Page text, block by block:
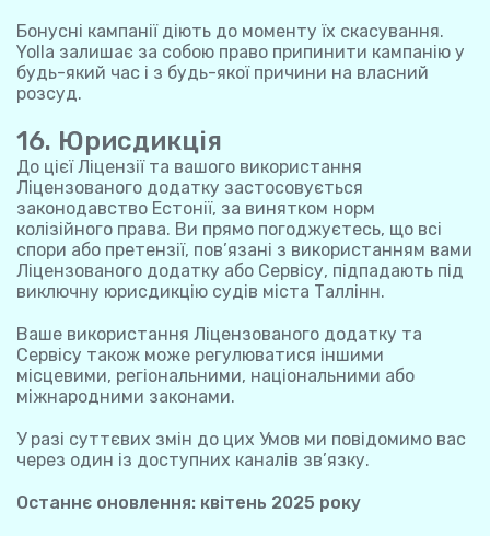
Бонусні кампанії діють до моменту їх скасування.
Yolla залишає за собою право припинити кампанію у
будь-який час і з будь-якої причини на власний
розсуд.
16. Юрисдикція
До цієї Ліцензії та вашого використання
Ліцензованого додатку застосовується
законодавство Естонії, за винятком норм
колізійного права. Ви прямо погоджуєтесь, що всі
спори або претензії, пов’язані з використанням вами
Ліцензованого додатку або Сервісу, підпадають під
виключну юрисдикцію судів міста Таллінн.
Ваше використання Ліцензованого додатку та
Сервісу також може регулюватися іншими
місцевими, регіональними, національними або
міжнародними законами.
У разі суттєвих змін до цих Умов ми повідомимо вас
через один із доступних каналів зв’язку.
Останнє оновлення: квітень 2025 року